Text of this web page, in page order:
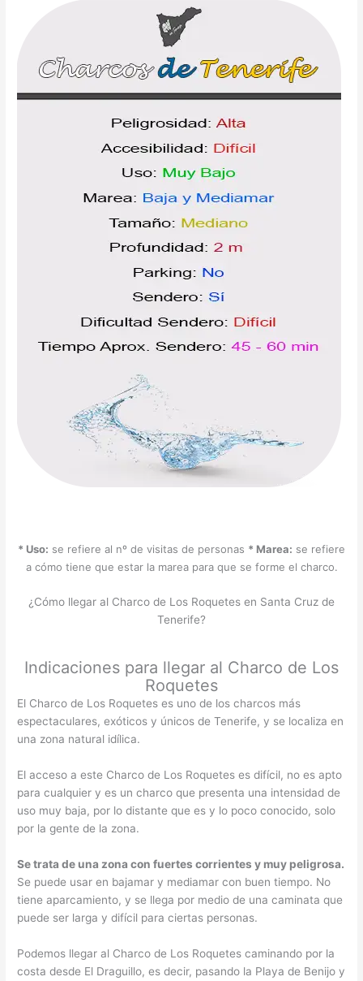
* Uso: se refiere al nº de visitas de personas * Marea: se refiere
a cómo tiene que estar la marea para que se forme el charco.
¿Cómo llegar al Charco de Los Roquetes en Santa Cruz de
Tenerife?
Indicaciones para llegar al Charco de Los
Roquetes
El Charco de Los Roquetes es uno de los charcos más
espectaculares, exóticos y únicos de Tenerife, y se localiza en
una zona natural idílica.
El acceso a este Charco de Los Roquetes es difícil, no es apto
para cualquier y es un charco que presenta una intensidad de
uso muy baja, por lo distante que es y lo poco conocido, solo
por la gente de la zona.
Se trata de una zona con fuertes corrientes y muy peligrosa.
Se puede usar en bajamar y mediamar con buen tiempo. No
tiene aparcamiento, y se llega por medio de una caminata que
puede ser larga y difícil para ciertas personas.
Podemos llegar al Charco de Los Roquetes caminando por la
costa desde El Draguillo, es decir, pasando la Playa de Benijo y